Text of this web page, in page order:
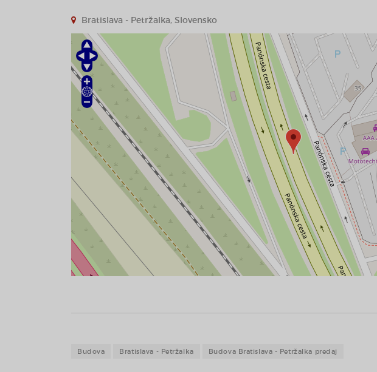
Bratislava - Petržalka, Slovensko
Budova Bratislava - Petržalka Budova Bratislava - Petržalka predaj